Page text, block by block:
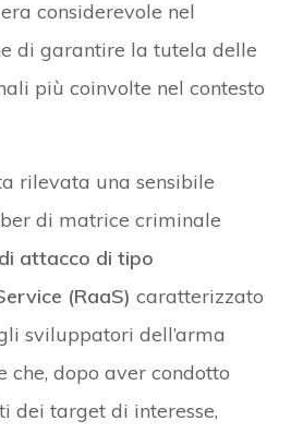
considerevole nel
di garantire la tutela delle
più coinvolte nel contesto
rilevata una sensibile
di matrice criminale
attacco di tipo
(RaaS) caratterizzato
sviluppatori dell’arma
dopo aver condotto
dei target di interesse,